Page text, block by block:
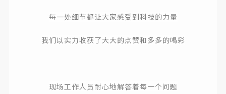
每一处细节都让大家感受到科技的力量
我们以实力收获了大大的点赞和多多的喝彩
现场工作人员 耐心地解答着每一个问题